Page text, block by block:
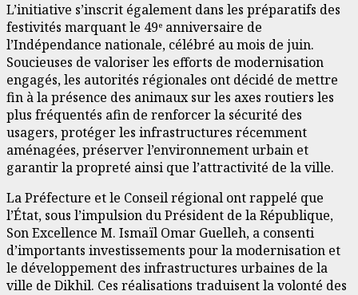
L’initiative s’inscrit également dans les préparatifs des
festivités marquant le 49ᵉ anniversaire de
l’Indépendance nationale, célébré au mois de juin.
Soucieuses de valoriser les efforts de modernisation
engagés, les autorités régionales ont décidé de mettre
fin à la présence des animaux sur les axes routiers les
plus fréquentés afin de renforcer la sécurité des
usagers, protéger les infrastructures récemment
aménagées, préserver l’environnement urbain et
garantir la propreté ainsi que l’attractivité de la ville.
La Préfecture et le Conseil régional ont rappelé que
l’État, sous l’impulsion du Président de la République,
Son Excellence M. Ismaïl Omar Guelleh, a consenti
d’importants investissements pour la modernisation et
le développement des infrastructures urbaines de la
ville de Dikhil. Ces réalisations traduisent la volonté des